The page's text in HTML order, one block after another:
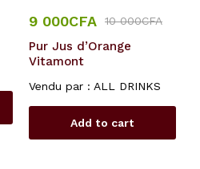
9 000CFA 10 000CFA
Pur Jus d’Orange
Vitamont
Vendu par : ALL DRINKS
Add to cart